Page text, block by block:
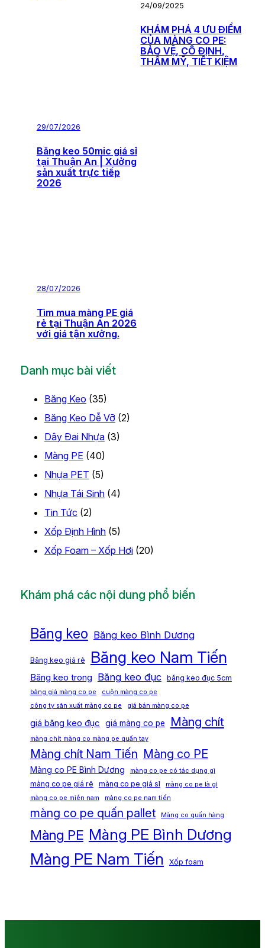
29/07/2026
Băng keo 50mic giá sỉ
tại Thuận An | Xưởng
sản xuất trực tiếp
2026
28/07/2026
Tìm mua màng PE giá
rẻ tại Thuận An 2026
với giá tận xưởng.
24/09/2025
KHÁM PHÁ 4 ƯU ĐIỂM
CỦA MÀNG CO PE:
BẢO VỆ, CỐ ĐỊNH,
THẨM MỸ, TIẾT KIỆM
Danh mục bài viết
Băng Keo (35)
Băng Keo Dễ Vỡ(2)
Dây Đai Nhựa(3)
Màng PE (40)
Nhựa PET (5)
Nhựa Tái Sinh(4)
Tin Tức (2)
Xốp Định Hình(5)
Xốp Foam – Xốp Hơi(20)
Khám phá các nội dung phổ biến
Băng keo Băng keo Bình Dương
Băng keo giá rẻ Băng keo Nam Tiến
Băng keo trong Băng keo đục băng keo đục 5cm
bảng giá màng co pe
cuộn màng co pe
công ty sản xuất màng co pe
giá bán màng co pe
giá băng keo đục giá màng co pe Màng chít
màng chít màng co màng pe quấn tay
Màng chít Nam Tiến Màng co PE
Màng co PE Bình Dương màng co pe có tác dụng gì
màng co pe giá rẻ màng co pe giá sỉ
màng co pe là gì
màng co pe miền nam
màng co pe nam tiến
màng co pe quấn pallet Màng co quấn hàng
Màng PE Màng PE Bình Dương
Màng PE Nam Tiến Xốp foam